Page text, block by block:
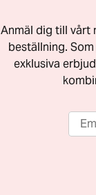
Anmäl dig till vårt
beställning.
exklusiva